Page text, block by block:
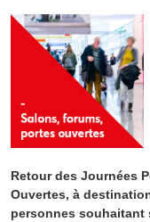
Retour des Journées
Ouvertes, à
personnes souhaitant